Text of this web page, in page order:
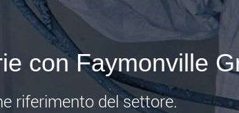
www.morello.us.com
con Faymonville
riferimento del settore.